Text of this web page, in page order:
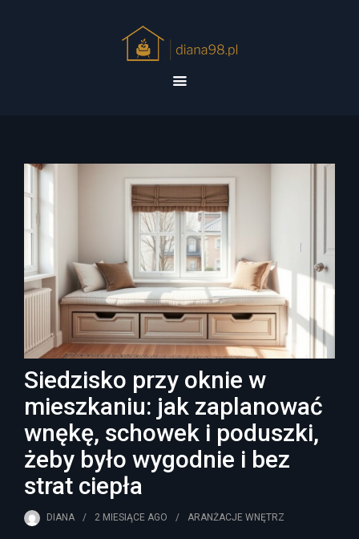
Siedzisko przy oknie w
mieszkaniu: jak zaplanować
wnękę, schowek i poduszki,
żeby było wygodnie i bez
strat ciepła
DIANA 2 MIESIĄCE AGO ARANŻACJE WNĘTRZ